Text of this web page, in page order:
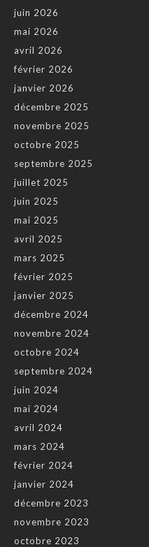
juin 2026
mai 2026
avril 2026
février 2026
janvier 2026
décembre 2025
novembre 2025
octobre 2025
septembre 2025
juillet 2025
juin 2025
mai 2025
avril 2025
mars 2025
février 2025
janvier 2025
décembre 2024
novembre 2024
octobre 2024
septembre 2024
juin 2024
mai 2024
avril 2024
mars 2024
février 2024
janvier 2024
décembre 2023
novembre 2023
octobre 2023